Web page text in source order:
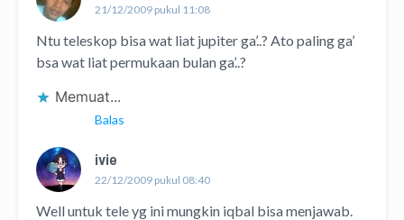
21/12/2009 pukul 11:08
Ntu teleskop bisa wat liat jupiter ga’..? Ato paling ga’
bsa wat liat permukaan bulan ga’..?
Memuat...
Balas
ivie
22/12/2009 pukul 08:40
Well untuk tele yg ini mungkin iqbal bisa menjawab.